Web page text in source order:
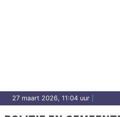
27 maart 2026, 11:04 uur